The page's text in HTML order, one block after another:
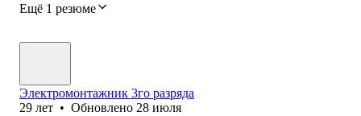
Ещё 1 резюме
Электромонтажник 3го разряда
29 лет • Обновлено 28 июля